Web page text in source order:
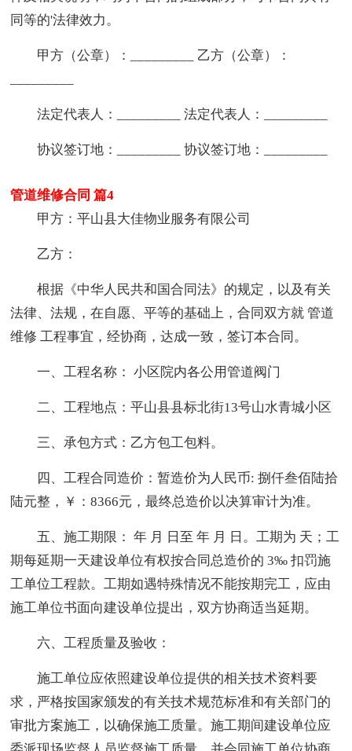
同等的'法律效力。
甲方（公章）：_________ 乙方（公章）：
法定代表人：_________ 法定代表人：_________
协议签订地：_________ 协议签订地：_________
管道维修合同 篇4
甲方：平山县大佳物业服务有限公司
乙方：
根据《中华人民共和国合同法》的规定，以及有关
法律、法规，在自愿、平等的基础上，合同双方就 管道
维修 工程事宜，经协商，达成一致，签订本合同。
一、工程名称： 小区院内各公用管道阀门
二、工程地点：平山县县标北街13号山水青城小区
三、承包方式：乙方包工包料。
四、工程合同造价：暂造价为人民币: 捌仟叁佰陆拾
陆元整，￥：8366元，最终总造价以决算审计为准。
五、施工期限： 年 月 日至 年 月 日。工期为 天；工
期每延期一天建设单位有权按合同总造价的 3‰ 扣罚施
工单位工程款。工期如遇特殊情况不能按期完工，应由
施工单位书面向建设单位提出，双方协商适当延期。
六、工程质量及验收：
施工单位应依照建设单位提供的相关技术资料要
求，严格按国家颁发的有关技术规范标准和有关部门的
审批方案施工，以确保施工质量。施工期间建设单位应